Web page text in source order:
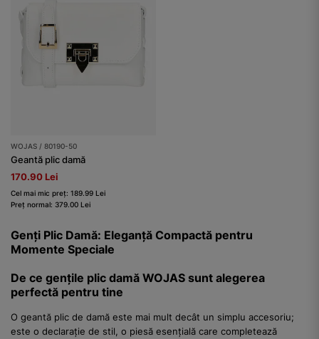
WOJAS / 80190-50
Geantă plic damă
170.90 Lei
Cel mai mic preț: 189.99 Lei
Preț normal: 379.00 Lei
Genți Plic Damă: Eleganță Compactă pentru
Momente Speciale
De ce gențile plic damă WOJAS sunt alegerea
perfectă pentru tine
O geantă plic de damă este mai mult decât un simplu accesoriu;
este o declarație de stil, o piesă esențială care completează